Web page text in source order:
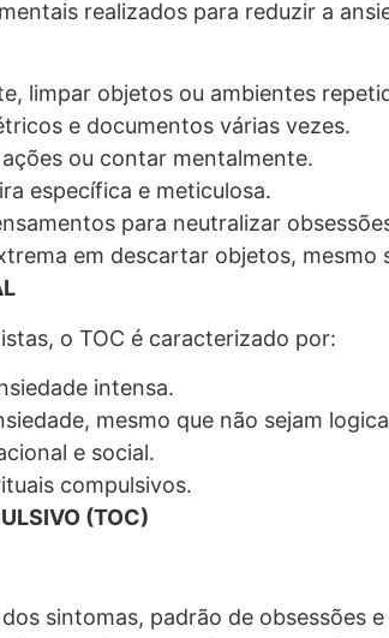
realizados para reduzir a
limpar objetos ou ambientes
e documentos várias vezes.
ou contar mentalmente.
específica e meticulosa.
para neutralizar
em descartar objetos, mesmo
o TOC é caracterizado por:
intensa.
mesmo que não sejam
e social.
compulsivos.
(TOC)
sintomas, padrão de obsessões